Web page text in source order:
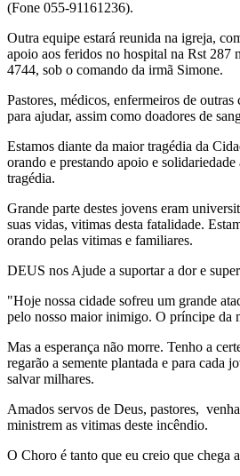
(Fone 055-91161236).
Outra equipe estará reunida na igreja,
apoio aos feridos no hospital na Rst 287
4744, sob o comando da irmã Simone.
Pastores, médicos, enfermeiros de
para ajudar, assim como doadores de
Estamos diante da maior tragédia da
orando e prestando apoio e
tragédia.
Grande parte destes jovens eram
suas vidas, vitimas desta fatalidade.
orando pelas vitimas e familiares.
DEUS nos Ajude a suportar a dor e
"Hoje nossa cidade sofreu um grande
pelo nosso maior inimigo. O príncipe da
Mas a esperança não morre. Tenho a
regarão a semente plantada e para cada
salvar milhares.
Amados servos de Deus, pastores,
ministrem as vitimas deste incêndio.
O Choro é tanto que eu creio que chega